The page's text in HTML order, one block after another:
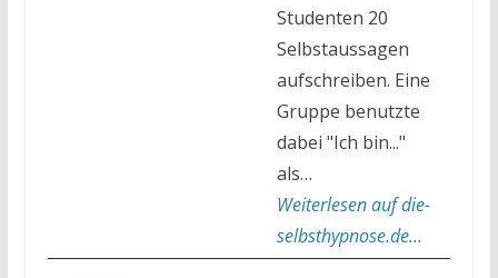
Studenten 20
Selbstaussagen
aufschreiben. Eine
Gruppe benutzte
dabei "Ich bin..."
als…
Weiterlesen auf die-
selbsthypnose.de...